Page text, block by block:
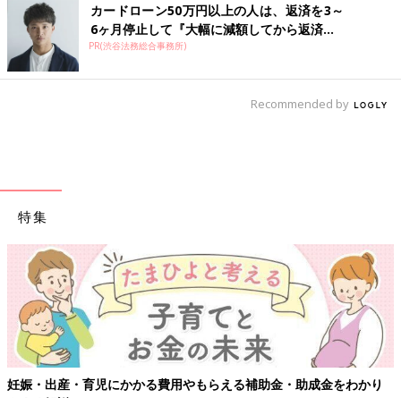
カードローン50万円以上の人は、返済を3～
6ヶ月停止して『大幅に減額してから返済...
PR(渋谷法務総合事務所)
Recommended by
特集
金をわかり 【ワクチン接種できるものも】妊婦の感染症対策、